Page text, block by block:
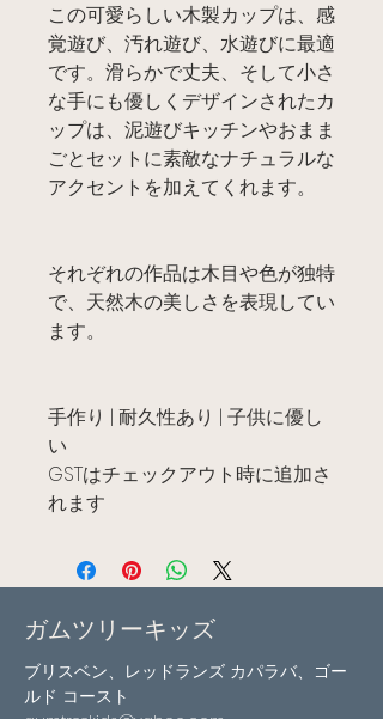
この可愛らしい木製カップは、感
覚遊び、汚れ遊び、水遊びに最適
です。滑らかで丈夫、そして小さ
な手にも優しくデザインされたカ
ップは、泥遊びキッチンやおまま
ごとセットに素敵なナチュラルな
アクセントを加えてくれます。
それぞれの作品は木目や色が独特
で、天然木の美しさを表現してい
ます。
手作り | 耐久性あり | 子供に優し
い
GSTはチェックアウト時に追加さ
れます
ガムツリーキッズ
ブリスベン、レッドランズ カパラバ、ゴー
ルド コースト